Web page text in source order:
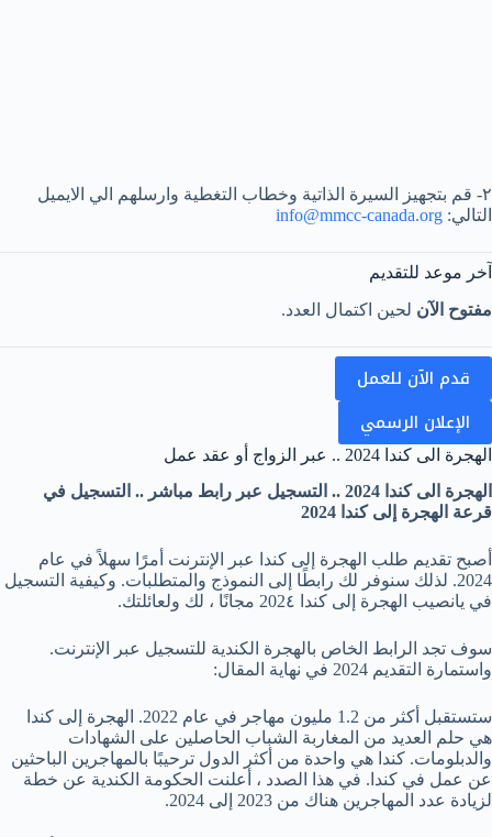
٢- قم بتجهيز السيرة الذاتية وخطاب التغطية وارسلهم الي الايميل
التالي: info@mmcc-canada.org
آخر موعد للتقديم
مفتوح الآن لحين اكتمال العدد.
قدم الآن للعمل
الإعلان الرسمي
الهجرة الى كندا 2024 .. عبر الزواج أو عقد عمل
الهجرة الى كندا 2024 .. التسجيل عبر رابط مباشر .. التسجيل في
قرعة الهجرة إلى كندا 2024
أصبح تقديم طلب الهجرة إلى كندا عبر الإنترنت أمرًا سهلاً في عام
2024. لذلك سنوفر لك رابطًا إلى النموذج والمتطلبات. وكيفية التسجيل
في يانصيب الهجرة إلى كندا 202٤ مجانًا ، لك ولعائلتك.
سوف تجد الرابط الخاص بالهجرة الكندية للتسجيل عبر الإنترنت.
واستمارة التقديم 2024 في نهاية المقال:
ستستقبل أكثر من 1.2 مليون مهاجر في عام 2022. الهجرة إلى كندا
هي حلم العديد من المغاربة الشباب الحاصلين على الشهادات
والدبلومات. كندا هي واحدة من أكثر الدول ترحيبًا بالمهاجرين الباحثين
عن عمل في كندا. في هذا الصدد ، أعلنت الحكومة الكندية عن خطة
لزيادة عدد المهاجرين هناك من 2023 إلى 2024.